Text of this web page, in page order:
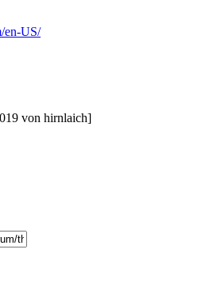
en-US/
von hirnlaich]